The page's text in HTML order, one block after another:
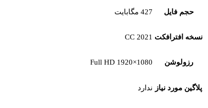
حجم فایل 427 مگابایت
نسخه افترافکت CC 2021
رزولوشن Full HD 1920×1080
پلاگین مورد نیاز ندارد